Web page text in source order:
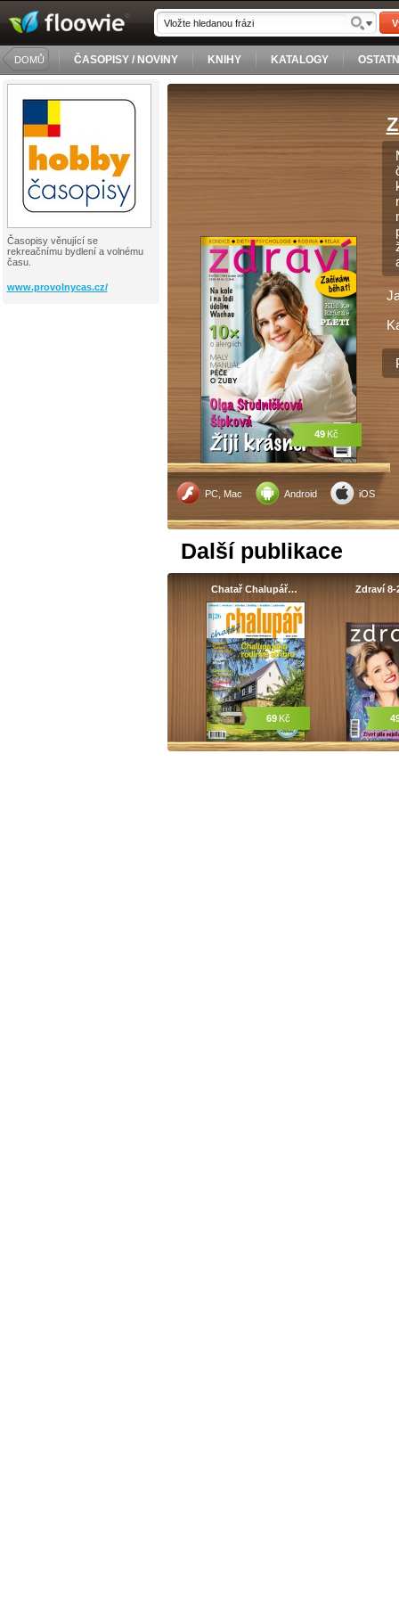
DOMŮ ČASOPISY / NOVINY KNIHY KATALOGY
Časopisy věnující se
rekreačnímu bydlení a volnému
času.
www.provolnycas.cz/
PC, Mac Android iOS
49Kč
Další publikace
Chatař Chalupář…
69 Kč
Zdraví 8-